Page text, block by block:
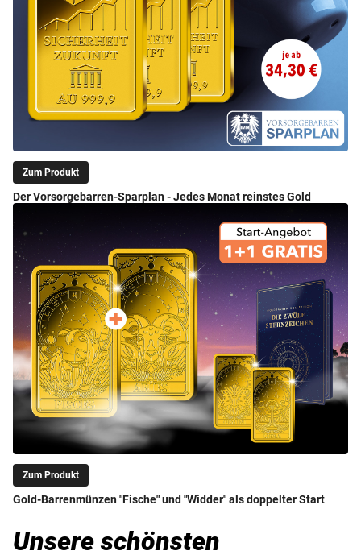
Zum Produkt
Der Vorsorgebarren-Sparplan - Jedes Monat reinstes Gold
Zum Produkt
Gold-Barrenmünzen "Fische" und "Widder" als doppelter Start
Unsere schönsten